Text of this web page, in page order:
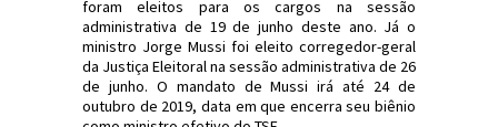
foram eleitos para os cargos na sessão
administrativa de 19 de junho deste ano. Já o
ministro Jorge Mussi foi eleito corregedor-geral
da Justiça Eleitoral na sessão administrativa de 26
de junho. O mandato de Mussi irá até 24 de
outubro de 2019, data em que encerra seu biênio